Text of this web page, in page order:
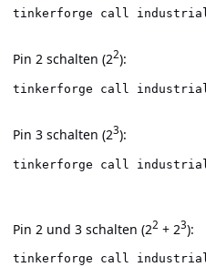
tinkerforge call
Pin 2 schalten (22):
tinkerforge call
Pin 3 schalten (23):
tinkerforge call
Pin 2 und 3 schalten (22 + 23):
tinkerforge call